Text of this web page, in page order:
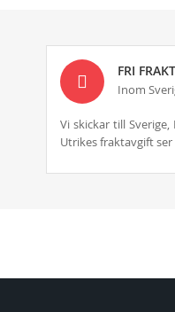
the
images
gallery
FRI FRAKT
Inom
Vi skickar till
Utrikes fraktavgift ser